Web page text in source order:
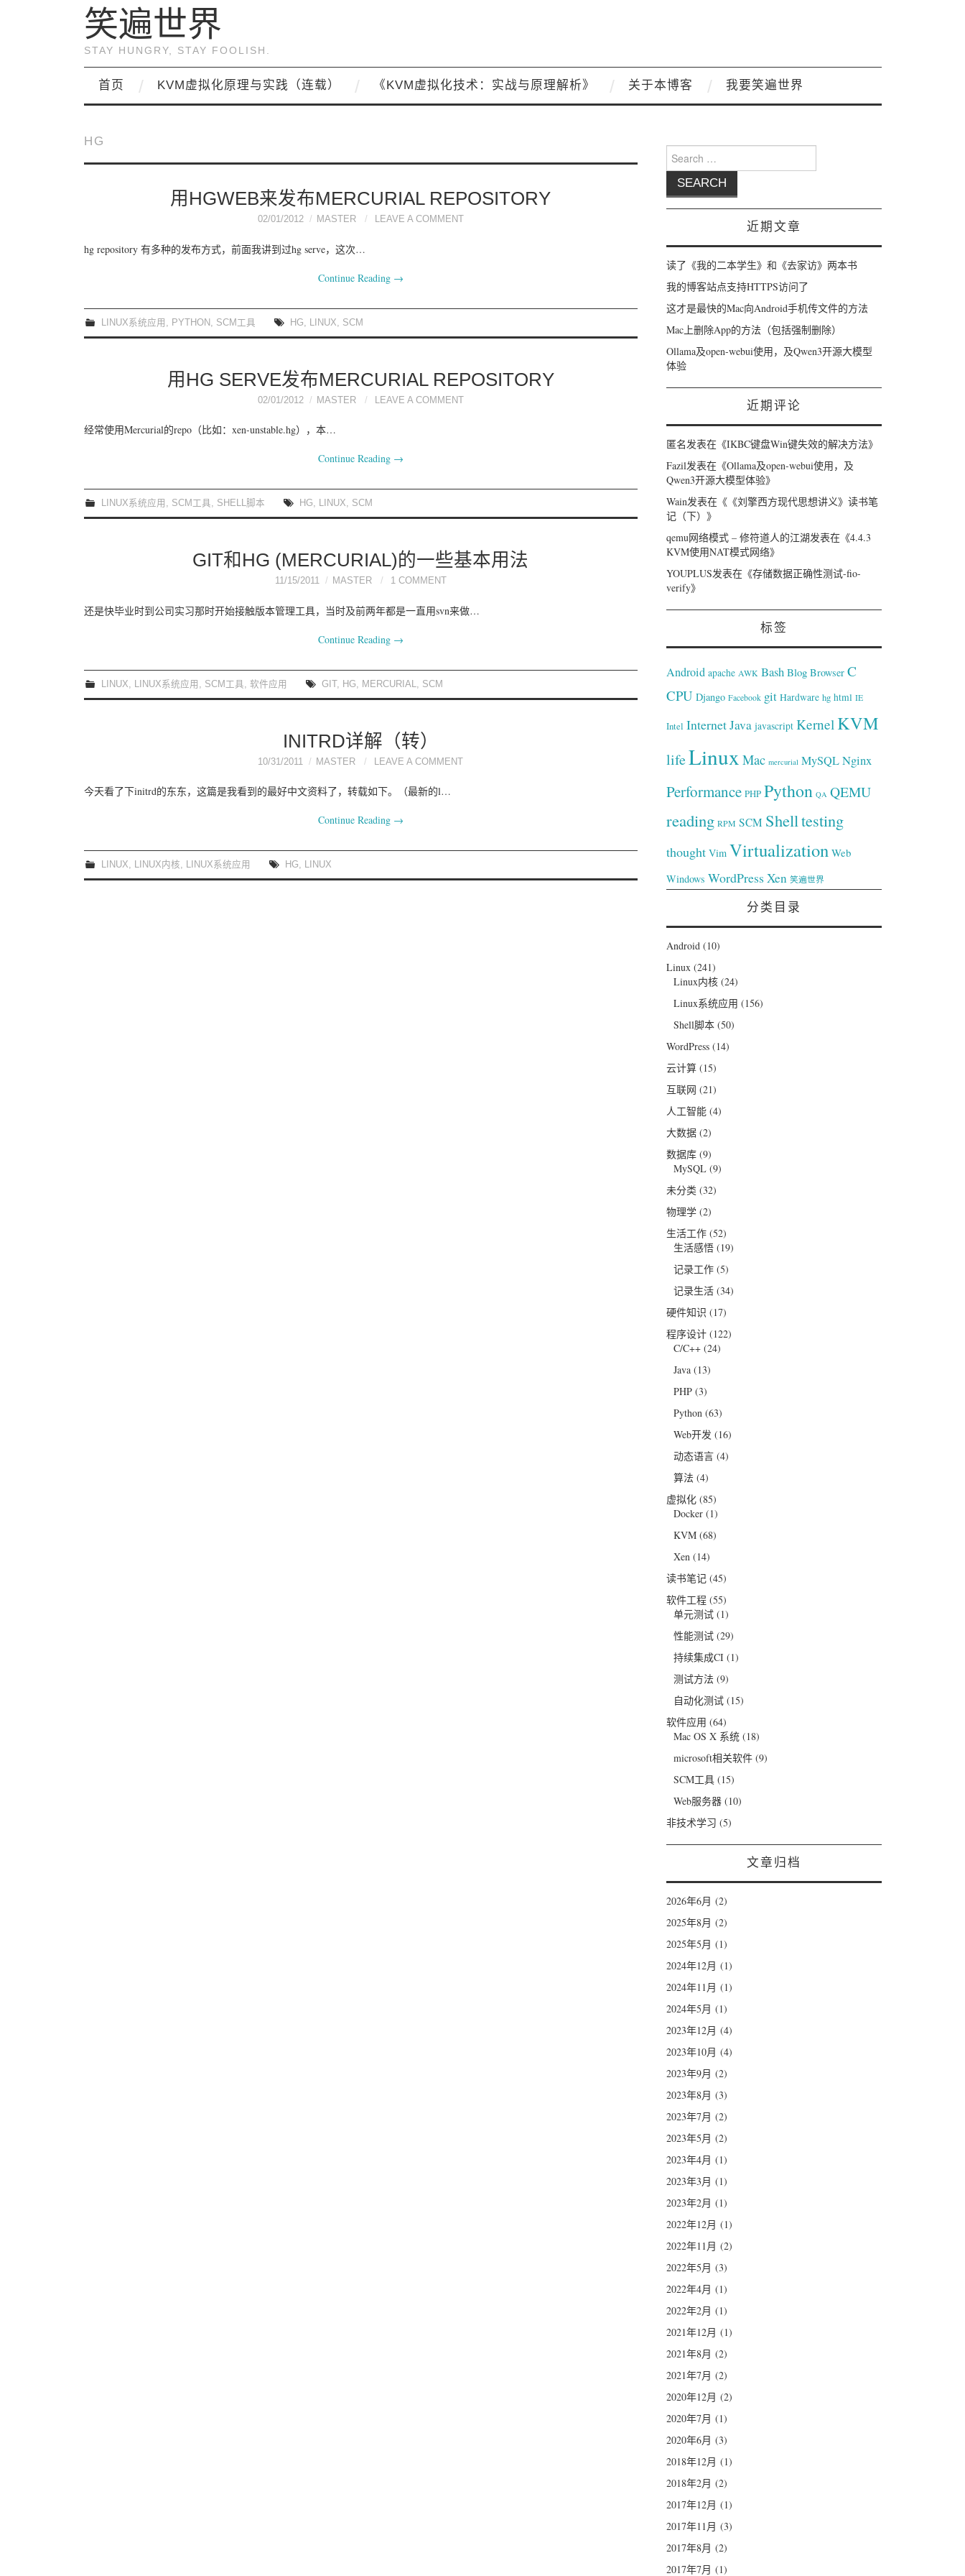
笑遍世界
STAY HUNGRY, STAY FOOLISH.
首页 KVM虚拟化原理与实践（连载） 《KVM虚拟化技术：实战与原理解析》 关于本博客 我要笑遍世界
HG
用HGWEB来发布MERCURIAL REPOSITORY
02/01/2012 MASTER LEAVE A COMMENT
hg repository 有多种的发布方式，前面我讲到过hg serve，这次…
Continue Reading →
LINUX系统应用 PYTHON SCM工具 HG LINUX SCM
用HG SERVE发布MERCURIAL REPOSITORY
02/01/2012 MASTER LEAVE A COMMENT
经常使用Mercurial的repo（比如：xen-unstable.hg），本…
Continue Reading →
LINUX系统应用 , SCM工具, SHELL脚本 HG, LINUX, SCM
GIT和HG (MERCURIAL)的一些基本用法
11/15/2011 MASTER 1 COMMENT
还是快毕业时到公司实习那时开始接触版本管理工具，当时及前两年都是一直用svn来做…
Continue Reading →
LINUX LINUX系统应用 SCM工具 软件应用 GIT, HG MERCURIAL SCM
INITRD详解（转）
10/31/2011 MASTER LEAVE A COMMENT
今天看了下initrd的东东，这篇是我看到的最好中文资料了，转载如下。（最新的l…
Continue Reading →
LINUX, LINUX内核, LINUX系统应用 HG, LINUX
Search for:
近期文章
读了《我的二本学生》和《去家访》两本书
我的博客站点支持HTTPS访问了
这才是最快的Mac向Android手机传文件的方法
Mac上删除App的方法（包括强制删除）
Ollama及open-webui使用，及Qwen3开源大模型
体验
近期评论
匿名发表在《IKBC键盘Win键失效的解决方法》
Fazil发表在《Ollama及open-webui使用，及
Qwen3开源大模型体验》
Wain发表在《《刘擎西方现代思想讲义》读书笔
记（下） 》
qemu网络模式 – 修符道人的江湖发表在《4.4.3
KVM使用NAT模式网络》
YOUPLUS发表在《存储数据正确性测试-fio-
verify》
标签
Android apache AWK Bash Blog Browser C
CPU Django Facebook git Hardware hg html IE
Intel InternetJava javascript Kernel KVM
lifeLinux Mac mercurial MySQL Nginx
Performance PHP Python QA QEMU
reading RPM SCM Shelltesting
thought Vim Virtualization Web
Windows WordPress Xen 笑遍世界
分类目录
Android(10)
Linux(241)
Linux内核(24)
Linux系统应用 (156)
Shell脚本(50)
WordPress(14)
云计算(15)
互联网 (21)
人工智能(4)
大数据(2)
数据库(9)
MySQL(9)
未分类 (32)
物理学(2)
生活工作(52)
生活感悟(19)
记录工作(5)
记录生活(34)
硬件知识 (17)
程序设计(122)
C/C++(24)
Java(13)
PHP(3)
Python(63)
Web开发 (16)
动态语言(4)
算法(4)
虚拟化(85)
Docker(1)
KVM(68)
Xen(14)
读书笔记(45)
软件工程(55)
单元测试(1)
性能测试(29)
持续集成CI(1)
测试方法(9)
自动化测试(15)
软件应用 (64)
Mac OS X 系统(18)
microsoft相关软件(9)
SCM工具(15)
Web服务器(10)
非技术学习 (5)
文章归档
2026年6月 (2)
2025年8月 (2)
2025年5月 (1)
2024年12月 (1)
2024年11月 (1)
2024年5月 (1)
2023年12月 (4)
2023年10月 (4)
2023年9月 (2)
2023年8月 (3)
2023年7月 (2)
2023年5月 (2)
2023年4月 (1)
2023年3月 (1)
2023年2月 (1)
2022年12月 (1)
2022年11月 (2)
2022年5月 (3)
2022年4月 (1)
2022年2月 (1)
2021年12月 (1)
2021年8月 (2)
2021年7月 (2)
2020年12月 (2)
2020年7月 (1)
2020年6月 (3)
2018年12月 (1)
2018年2月 (2)
2017年12月 (1)
2017年11月 (3)
2017年8月 (2)
2017年7月 (1)